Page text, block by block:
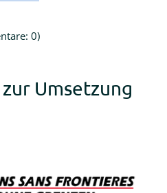
0)
Umsetzung